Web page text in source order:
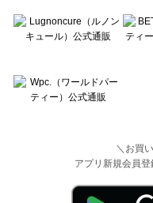
＼お買
アプリ新規会員